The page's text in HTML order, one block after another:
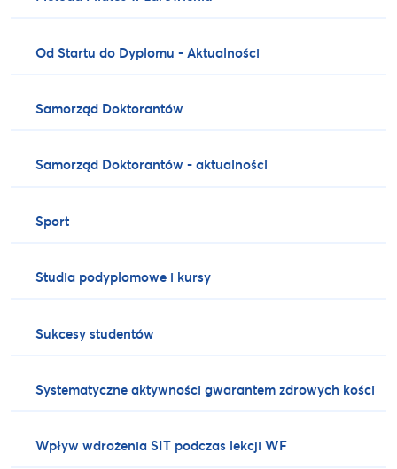
Od Startu do Dyplomu - Aktualności
Samorząd Doktorantów
Samorząd Doktorantów - aktualności
Sport
Studia podyplomowe i kursy
Sukcesy studentów
Systematyczne aktywności gwarantem zdrowych kości
Wpływ wdrożenia SIT podczas lekcji WF